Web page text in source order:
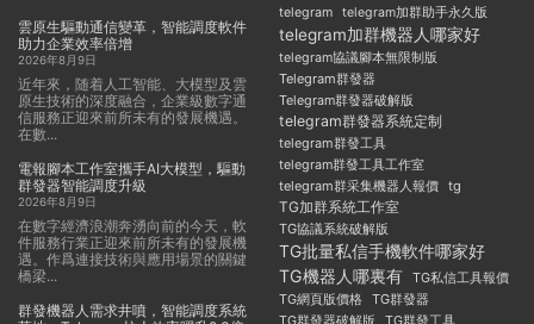
雲原生驅動通信變革，智能調度軟件
助力企業效率倍增
2026年8月9日
近年來，随着人工智能、大模型及雲
原生技術的深度融合，企業級數字通
信服務正迎來前所未有的發展機遇。
在數...
電報腳本工作室攜手AI大模型，驅動
群發器智能調度升級
2026年8月9日
在數字經濟浪潮奔湧向前的今天，軟
件服務行業正迎來前所未有的發展機
遇。作爲連接技術與應用場景的關鍵
橋梁...
群發機器人需求井噴，智能調度系統
telegram telegram加群助手永久版
telegram加群機器人哪家好
telegram協議腳本無限制版
Telegram群發器
Telegram群發器破解版
telegram群發器系統定制
telegram群發工具
telegram群發工具工作室
telegram群采集機器人報價 tg
TG加群系統工作室
TG協議系統破解版
TG批量私信手機軟件哪家好
TG機器人哪裏有 TG私信工具報價
TG網頁版價格
TG群發器
TG群發器破解版
TG群發工具